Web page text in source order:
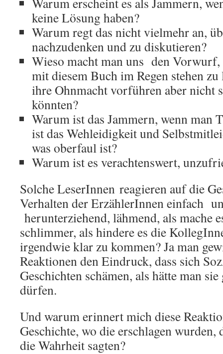
keine Lösung haben?
Warum regt das nicht vielmehr an,
nachzudenken und zu diskutieren?
Wieso macht man uns den Vorwurf,
mit diesem Buch im Regen stehen
ihre Ohnmacht vorführen aber nicht
könnten?
Warum ist das Jammern, wenn man
ist das Wehleidigkeit und
was oberfaul ist?
Warum ist es verachtenswert,
Solche LeserInnen reagieren auf die
Verhalten der ErzählerInnen einfach
herunterziehend, lähmend, als mache
schlimmer, als hindere es die
irgendwie klar zu kommen? Ja man
Reaktionen den Eindruck, dass sich
Geschichten schämen, als hätte man
dürfen.
Und warum erinnert mich diese
Geschichte, wo die erschlagen
die Wahrheit sagten?